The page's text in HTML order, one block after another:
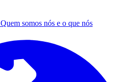
Quem somos nós e o que nós